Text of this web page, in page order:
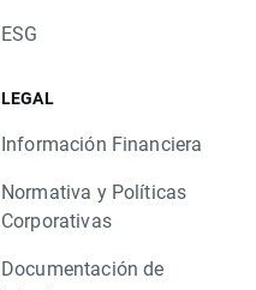
ESG
LEGAL
Información Financiera
Normativa y Políticas
Corporativas
Documentación de